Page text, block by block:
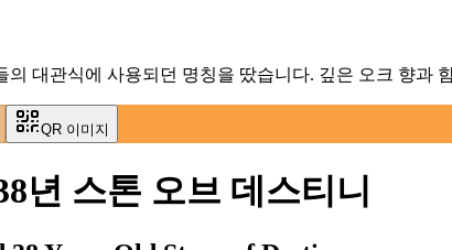
의 대관식에 사용되던 명칭을 땄습니다. 깊은 오크 향과
QR 이미지
년 스톤 오브 데스티니